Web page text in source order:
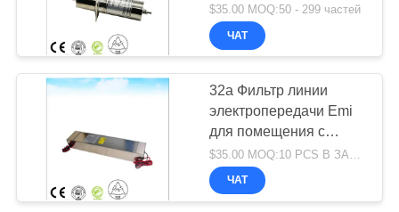
пропускания линии Dc
Фильтр рф помещение
экранирования и
$35.00 MOQ:50 - 299 частей
ЧАТ
32a Фильтр линии
электропередачи Emi
для помещения с
защитой RF
ЧАТ